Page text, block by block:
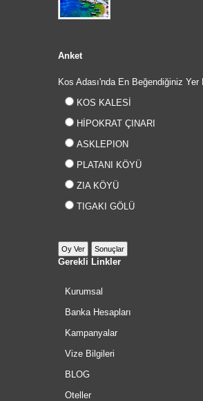
Anket
Kos Adası'nda En Beğendiğiniz Yer
KOS KALESİ
HİPOKRAT ÇINARI
ASKLEPION
PLATANI KÖYÜ
ZIA KÖYÜ
TIGAKI GÖLÜ
Gerekli Linkler
Kurumsal
Banka Hesapları
Kampanyalar
Vize Bilgileri
BLOG
Oteller